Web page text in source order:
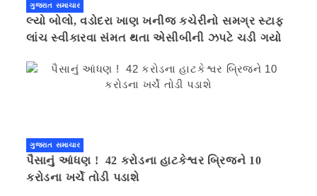
ગુજરાત સમાચાર
લ્યો બોલો, વડોદરા ખાણ ખનીજ કચેરીનો સમગ્ર સ્ટાફ
લાંચ સ્વીકારવા સંમત થતા એસીબીની ઝપટે ચડી ગયો
ગુજરાત સમાચાર
પૈસાનું આંધણ ! 42 કરોડના હાટકેશ્વર બ્રિજને 10
કરોડના ખર્ચે તોડી પડાશે